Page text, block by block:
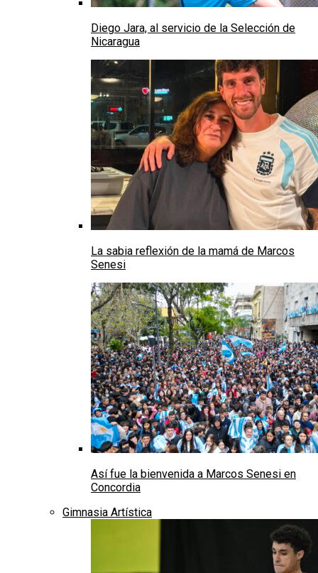
Diego Jara, al servicio de la Selección de
Nicaragua
La sabia reflexión de la mamá de Marcos
Senesi
Así fue la bienvenida a Marcos Senesi en
Concordia
Gimnasia Artística